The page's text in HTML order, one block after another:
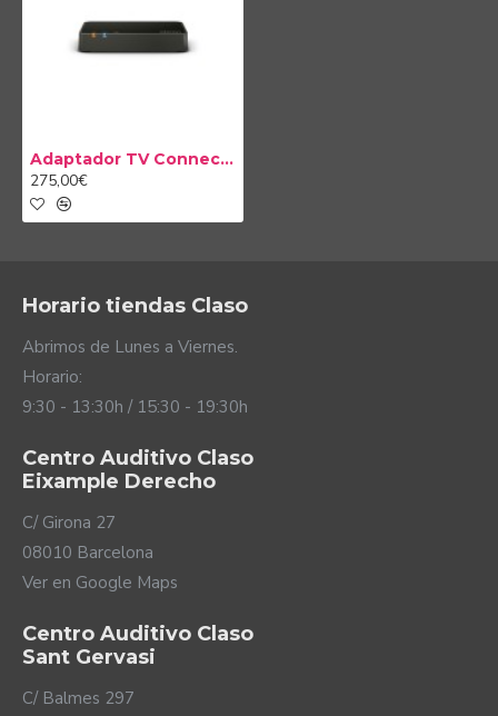
cualquier aparato con salida de auriculares.
Adaptador TV Connect 3.0 Oticon
275,00€
Horario tiendas Claso
Abrimos de Lunes a Viernes.
Horario:
9:30 - 13:30h / 15:30 - 19:30h
Centro Auditivo Claso
Eixample Derecho
C/ Girona 27
08010 Barcelona
Ver en Google Maps
Centro Auditivo Claso
Sant Gervasi
C/ Balmes 297